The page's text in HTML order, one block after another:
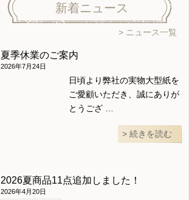
新着ニュース
ニュース一覧
夏季休業のご案内
2026年7月24日
日頃より弊社の実物大型紙を
ご愛顧いただき、誠にありが
とうござ …
続きを読む
2026夏商品11点追加しました！
2026年4月20日